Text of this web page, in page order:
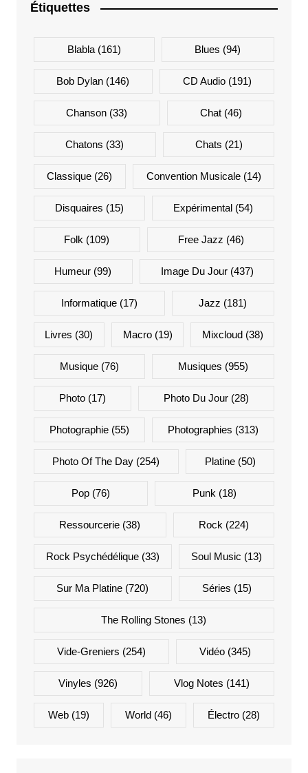
Étiquettes
Blabla(161) Blues (94)
Bob Dylan (146) CD Audio(191)
Chanson (33) Chat(46)
Chatons (33) Chats (21)
Classique (26) Convention Musicale(14)
Disquaires (15) Expérimental (54)
Folk (109) Free Jazz (46)
Humeur (99) Image Du Jour(437)
Informatique(17) Jazz (181)
Livres (30) Macro(19) Mixcloud(38)
Musique(76) Musiques (955)
Photo(17) Photo Du Jour (28)
Photographie(55) Photographies (313)
Photo Of The Day (254) Platine(50)
Pop(76) Punk (18)
Ressourcerie (38) Rock (224)
Rock Psychédélique(33) Soul Music (13)
Sur Ma Platine (720) Séries (15)
The Rolling Stones (13)
Vide-Greniers (254) Vidéo (345)
Vinyles (926) Vlog Notes (141)
Web(19) World (46) Électro (28)